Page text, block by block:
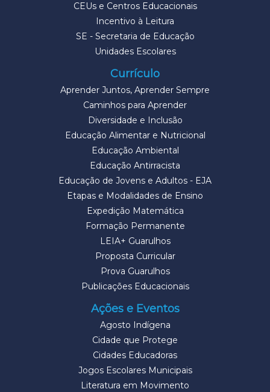
CEUs e Centros Educacionais
Incentivo à Leitura
SE - Secretaria de Educação
Unidades Escolares
Currículo
Aprender Juntos, Aprender Sempre
Caminhos para Aprender
Diversidade e Inclusão
Educação Alimentar e Nutricional
Educação Ambiental
Educação Antirracista
Educação de Jovens e Adultos - EJA
Etapas e Modalidades de Ensino
Expedição Matemática
Formação Permanente
LEIA+ Guarulhos
Proposta Curricular
Prova Guarulhos
Publicações Educacionais
Ações e Eventos
Agosto Indígena
Cidade que Protege
Cidades Educadoras
Jogos Escolares Municipais
Literatura em Movimento